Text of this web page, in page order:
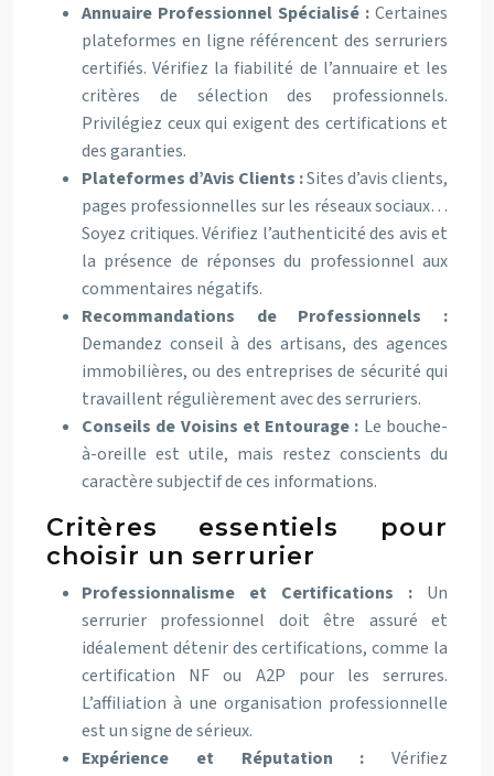
Annuaire Professionnel Spécialisé : Certaines
plateformes en ligne référencent des serruriers
certifiés. Vérifiez la fiabilité de l’annuaire et les
critères de sélection des professionnels.
Privilégiez ceux qui exigent des certifications et
des garanties.
Plateformes d’Avis Clients :Sites d’avis clients,
pages professionnelles sur les réseaux sociaux…
Soyez critiques. Vérifiez l’authenticité des avis et
la présence de réponses du professionnel aux
commentaires négatifs.
Recommandations de Professionnels :
Demandez conseil à des artisans, des agences
immobilières, ou des entreprises de sécurité qui
travaillent régulièrement avec des serruriers.
Conseils de Voisins et Entourage : Le bouche-
à-oreille est utile, mais restez conscients du
caractère subjectif de ces informations.
Critères essentiels pour
choisir un serrurier
Professionnalisme et Certifications : Un
serrurier professionnel doit être assuré et
idéalement détenir des certifications, comme la
certification NF ou A2P pour les serrures.
L’affiliation à une organisation professionnelle
est un signe de sérieux.
Expérience et Réputation : Vérifiez